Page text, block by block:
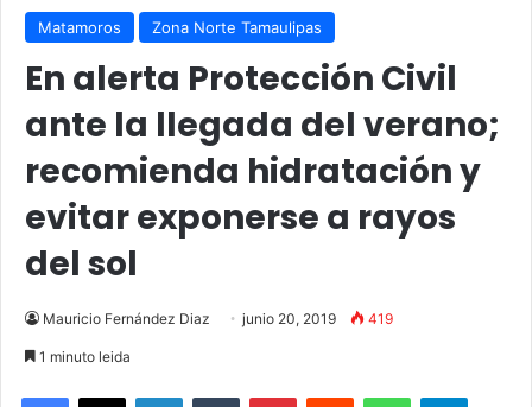
Matamoros Zona Norte Tamaulipas
En alerta Protección Civil
ante la llegada del verano;
recomienda hidratación y
evitar exponerse a rayos
del sol
Mauricio Fernández Diaz junio 20, 2019 419
1 minuto leida
Facebook
X LinkedInTumblr PinterestReddit WhatsApp